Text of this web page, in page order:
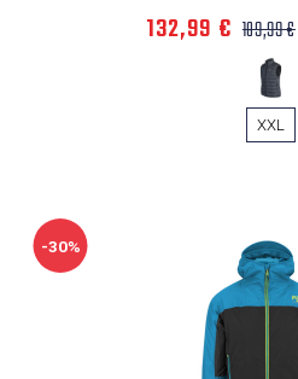
132,99 € 189,99 €
XXL
-30%